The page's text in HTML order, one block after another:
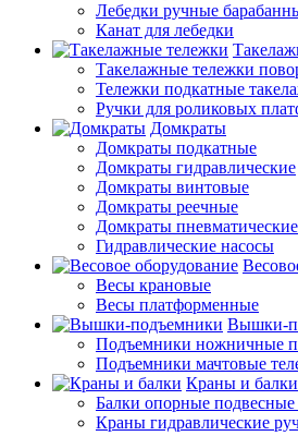
Лебедки ручные
Канат для лебедки
Такелажные тележки
Тележки подкатные
Ручки для роликовых
Домкраты
Домкраты подкатные
Домкраты гидравлические
Домкраты винтовые
Домкраты реечные
Домкраты пневматические
Гидравлические насосы
Весы крановые
Весы платформенные
Вышки-
Подъемники ножничные
Подъемники мачтовые
Краны и балки
Балки опорные
Краны гидравлические